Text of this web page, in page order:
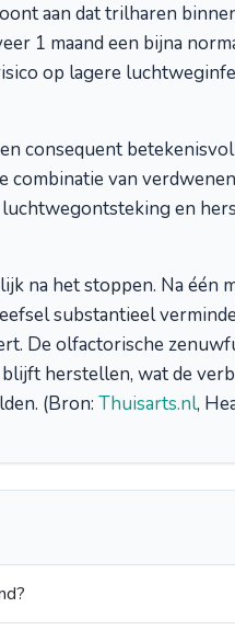
aan dat trilharen
1 maand een bijna
op lagere
consequent
combinatie van
en
na het stoppen. Na één
substantieel
De olfactorische
herstellen, wat de
(Bron: Thuisarts.nl,